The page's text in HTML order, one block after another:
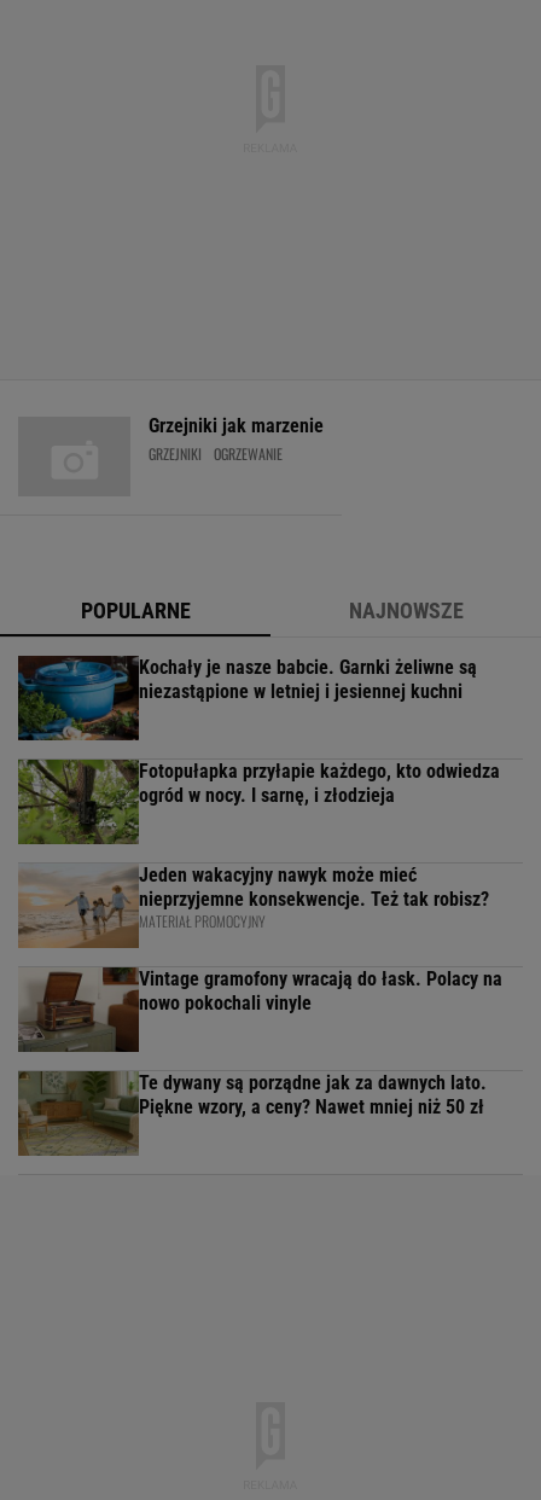
Grzejniki jak marzenie
GRZEJNIKI OGRZEWANIE
POPULARNE NAJNOWSZE
Kochały je nasze babcie. Garnki żeliwne są
niezastąpione w letniej i jesiennej kuchni
Fotopułapka przyłapie każdego, kto odwiedza
ogród w nocy. I sarnę, i złodzieja
Jeden wakacyjny nawyk może mieć
nieprzyjemne konsekwencje. Też tak robisz?
MATERIAŁ PROMOCYJNY
Vintage gramofony wracają do łask. Polacy na
nowo pokochali vinyle
Te dywany są porządne jak za dawnych lato.
Piękne wzory, a ceny? Nawet mniej niż 50 zł